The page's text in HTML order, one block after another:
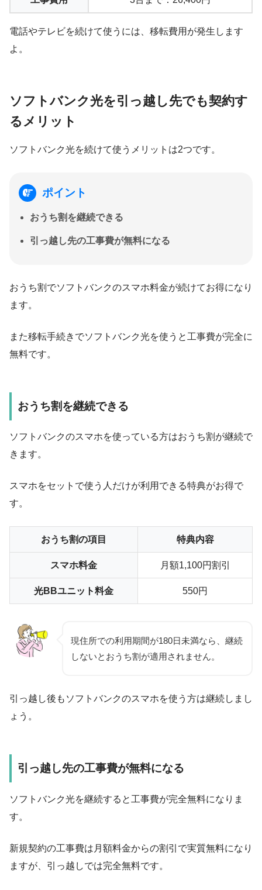
電話やテレビを続けて使うには、移転費用が発生します
よ。
ソフトバンク光を引っ越し先でも契約す
るメリット
ソフトバンク光を続けて使うメリットは2つです。
ポイント
おうち割を継続できる
引っ越し先の工事費が無料になる
おうち割でソフトバンクのスマホ料金が続けてお得になり
ます。
また移転手続きでソフトバンク光を使うと工事費が完全に
無料です。
おうち割を継続できる
ソフトバンクのスマホを使っている方はおうち割が継続で
きます。
スマホをセットで使う人だけが利用できる特典がお得で
す。
おうち割の項目 特典内容
スマホ料金 月額1,100円割引
光BBユニット料金 550円
現住所での利用期間が180日未満なら、継続
しないとおうち割が適用されません。
引っ越し後もソフトバンクのスマホを使う方は継続しまし
ょう。
引っ越し先の工事費が無料になる
ソフトバンク光を継続すると工事費が完全無料になりま
す。
新規契約の工事費は月額料金からの割引で実質無料になり
ますが、引っ越しでは完全無料です。